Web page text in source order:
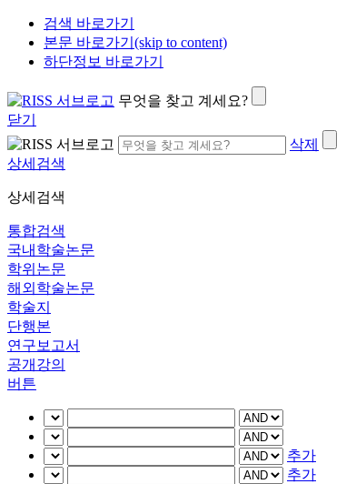
검색 바로가기
본문 바로가기(skip to content)
하단정보 바로가기
무엇을 찾고 계세요?
닫기
삭제
상세검색
상세검색
통합검색
국내학술논문
학위논문
해외학술논문
학술지
단행본
연구보고서
공개강의
버튼
추가
추가